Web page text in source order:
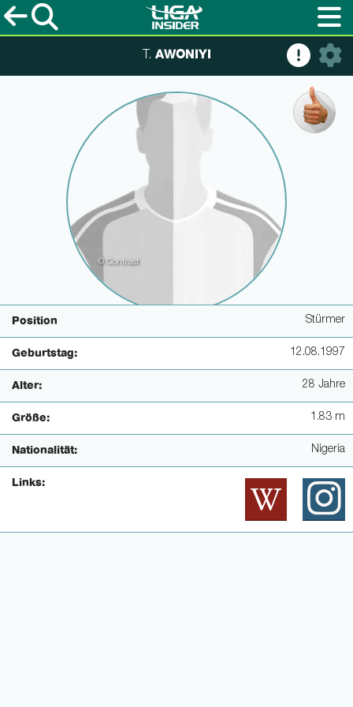
T. AWONIYI
© Contrast
Position Stürmer
Geburtstag: 12.08.1997
Alter: 28 Jahre
Größe: 1.83 m
Nationalität: Nigeria
Links: